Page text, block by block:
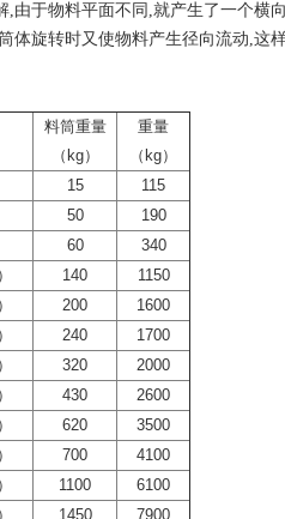
由于物料平面不同,就产生了一个横
体旋转时又使物料产生径向流动,这
料筒重量
（kg）
重量
（kg）
15
115
50
190
60
340
140
1150
200
1600
240
1700
320
2000
430
2600
620
3500
700
4100
1100
6100
1450
7900